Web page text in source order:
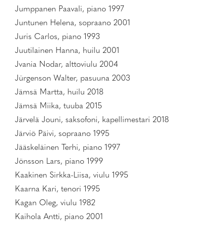
Jumppanen Paavali, piano 1997
Juntunen Helena, sopraano 2001
Juris Carlos, piano 1993
Juutilainen Hanna, huilu 2001
Jvania Nodar, alttoviulu 2004
Jürgenson Walter, pasuuna 2003
Jämsä Martta, huilu 2018
Jämsä Miika, tuuba 2015
Järvelä Jouni, saksofoni, kapellimestari 2018
Järviö Päivi, sopraano 1995
Jääskeläinen Terhi, piano 1997
Jönsson Lars, piano 1999
Kaakinen Sirkka-Liisa, viulu 1995
Kaarna Kari, tenori 1995
Kagan Oleg, viulu 1982
Kaihola Antti, piano 2001